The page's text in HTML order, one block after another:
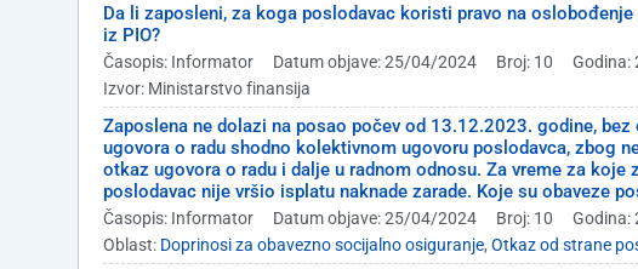
Da li zaposleni, za koga poslodavac koristi pravo na
iz PIO?
Časopis: Informator Datum objave: 25/04/2024 Broj: 10 Godina:
Izvor: Ministarstvo finansija
Zaposlena ne dolazi na posao počev od 13.12.2023. godine,
ugovora o radu shodno kolektivnom ugovoru poslodavca, zbog
otkaz ugovora o radu i dalje u radnom odnosu. Za vreme za
poslodavac nije vršio isplatu naknade zarade. Koje su obaveze
Časopis: Informator Datum objave: 25/04/2024 Broj: 10 Godina:
Oblast: Doprinosi za obavezno socijalno osiguranje,Otkaz od strane